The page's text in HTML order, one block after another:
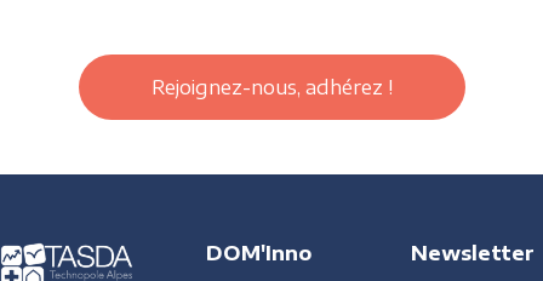
Rejoignez-nous, adhérez !
DOM'Inno Newsletter